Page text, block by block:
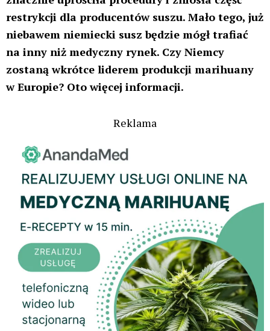
wygrały przetarg na uprawę ograniczonych ilości
konopi w 2019 r.
Licencje, które te trzy firmy otrzymały, obejmowały
ścisły limit produkcyjny wynoszący 10 400 kg w
ciągu czterech lat, co odpowiadało 2600 kg rocznie.
produkcji medycznej marihuany w Niemczech
sprzedaż w aptekach osiągnęła 4895 kg.
Podczas gdy na niemieckim rynku marihuany
medycznej nadal dominują importy z innych krajów,
Rada Federalna zaapelowała o zniesienie tych
ograniczeń, „aby odpowiednio powstrzymać
gwałtowny wzrost importu marihuany medycznej
na rzecz krajowej produkcji o odpowiedniej jakości”.